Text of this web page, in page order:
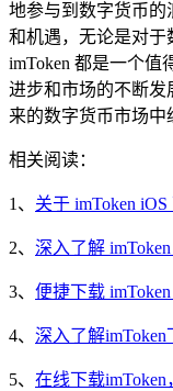
地参与到数字货币的
和机遇，无论是对于
imToken 都是一个值
进步和市场的不断发
来的数字货币市场中
相关阅读：
1、 关于 imToken
2、 深入了解
3、 便捷下载
4、 深入了解
5、 在线下载